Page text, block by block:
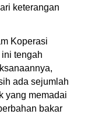
keterangan
Koperasi
tengah
ada sejumlah
yang memadai
bakar